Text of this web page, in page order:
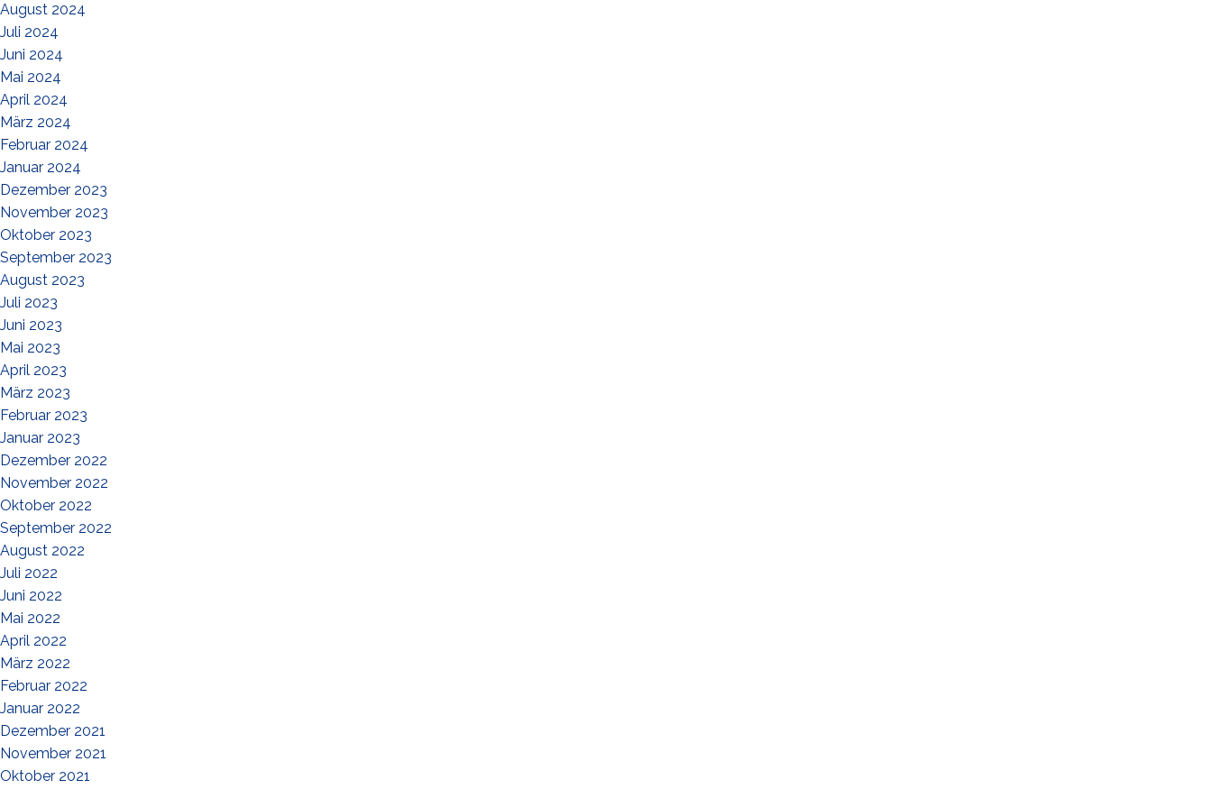
August 2024
Juli 2024
Juni 2024
Mai 2024
April 2024
März 2024
Februar 2024
Januar 2024
Dezember 2023
November 2023
Oktober 2023
September 2023
August 2023
Juli 2023
Juni 2023
Mai 2023
April 2023
März 2023
Februar 2023
Januar 2023
Dezember 2022
November 2022
Oktober 2022
September 2022
August 2022
Juli 2022
Juni 2022
Mai 2022
April 2022
März 2022
Februar 2022
Januar 2022
Dezember 2021
November 2021
Oktober 2021